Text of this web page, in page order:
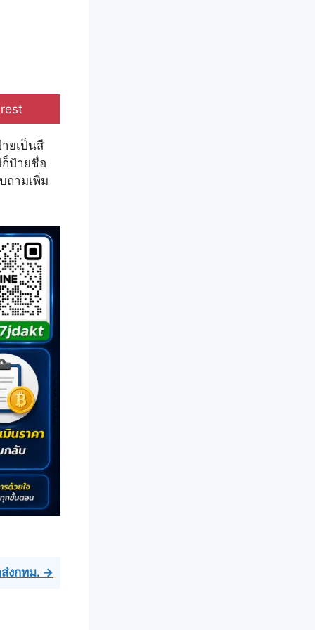
ยเป็นสี
ก็ป้ายชื่อ
ถามเพิ่ม
งกทม. →